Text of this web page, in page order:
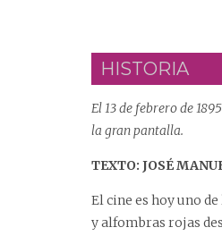
HISTORIA
El 13 de febrero de
la gran pantalla.
TEXTO: JOSÉ
El cine es hoy uno
y alfombras rojas